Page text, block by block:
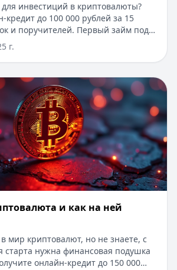
инвестиций в криптовалюты?
кредит до 100 000 рублей за 15
и поручителей. Первый займ под
одобрение за 5 минут по
вы узнаете о принципах работы
хранении цифровых
развития рынка и
блокчейн-технологий в
рассмотрены популярные
инвестирования и правовые
г.
Что такое криптовалюта и как на
и как на ней
мир криптовалют, но не знаете, с
старта нужна финансовая подушка
онлайн-кредит до 150 000